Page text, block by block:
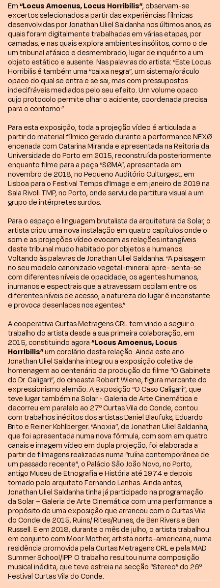
Em“Locus Amoenus, Locus Horribilis”, observam-se
excertos selecionados a partir das experiências fílmicas
desenvolvidas por Jonathan Uliel Saldanha nos últimos anos, as
quais foram digitalmente trabalhadas em várias etapas, por
camadas, e nas quais explora ambientes insólitos, como o de
um tribunal afásico e desmembrado, lugar de inquérito a um
objeto estático e ausente. Nas palavras do artista: “Este Locus
Horribilis é também uma “caixa negra”, um sistema/oráculo
opaco do qual se entra e se sai, mas com pressupostos
indecifráveis mediados pelo seu efeito. Um volume opaco
cujo protocolo permite olhar o acidente, coordenada precisa
para o contorno.”
Para esta exposição, toda a projeção vídeo é articulada a
partir do material fílmico gerado durante a performance NEXØ
encenada com Catarina Miranda e apresentada na Reitoria da
Universidade do Porto em 2015, reconstruída posteriormente
enquanto filme para a peça “SØMA”, apresentada em
novembro de 2018, no Pequeno Auditório Culturgest, em
Lisboa para o Festival Temps d’Image e em janeiro de 2019 na
Sala Rivoli TMP, no Porto, onde serviu de partitura visual a um
grupo de intérpretes surdos.
Para o espaço e linguagem brutalista da arquitetura da Solar, o
artista criou uma nova instalação em quatro capítulos onde o
som e as projeções vídeo evocam as relações intangíveis
deste tribunal mudo habitado por objetos e humanos.
Voltando às palavras de Jonathan Uliel Saldanha: “A paisagem
no seu modelo canonizado vegetal-mineral apre- senta-se
com diferentes níveis de opacidade, os agentes humanos,
inumanos e espectrais que a atravessam oscilam entre os
diferentes níveis de acesso, a natureza do lugar é inconstante
e provoca desenlaces nos agentes.”
A cooperativa Curtas Metragens CRL tem vindo a seguir o
trabalho do artista desde a sua primeira colaboração, em
2015, constituindo agora“Locus Amoenus, Locus
Horribilis”um corolário desta relação. Ainda este ano
Jonathan Uliel Saldanha integrou a exposição coletiva de
homenagem ao centenário da produção do filme “O Gabinete
do Dr. Caligari”, do cineasta Robert Wiene, figura marcante do
expressionismo alemão. A exposição “O Caso Caligari”, que
teve lugar também na Solar - Galeria de Arte Cinemática e
decorreu em paralelo ao 27º Curtas Vila do Conde, contou
com trabalhos inéditos dos artistas Daniel Blaufuks, Eduardo
Brito e Reiner Kohlberger. “Anoxia”, de Jonathan Uliel Saldanha,
que foi apresentada numa nova fórmula, com som em quatro
canais e imagem vídeo em dupla projeção, foi elaborada a
partir de filmagens realizadas numa “ruína contemporânea de
um passado recente”, o Palácio São João Novo, no Porto,
antigo Museu de Etnografia e História até 1974 e depois
tomado pelo arquiteto Fernando Lanhas. Ainda antes,
Jonathan Uliel Saldanha tinha já participado na programação
da Solar – Galeria de Arte Cinemática com uma performance a
propósito de uma exposição que arrancou com o Curtas Vila
do Conde de 2015, Ruins/ Rites/Runes, de Ben Rivers e Ben
Russell. E em 2018, durante o mês de julho, o artista trabalhou
em conjunto com Moor Mother, artista norte-americana, numa
residência promovida pela Curtas Metragens CRL e pela MAD
Summer School/IPP. O trabalho resultou numa composição
musical inédita, que teve estreia na secção “Stereo” do 26º
Festival Curtas Vila do Conde.